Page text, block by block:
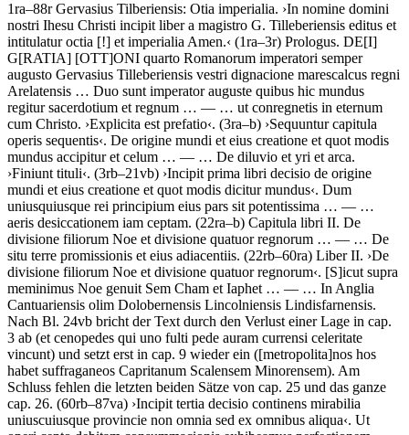
1ra–88rGervasius Tilberiensis: Otia imperialia. ›In nomine domini
nostri Ihesu Christi incipit liber a magistro G. Tilleberiensis editus et
intitulatur octia [!] et imperialia Amen.‹ (1ra–3r) Prologus. DE[I]
G[RATIA] [OTT]ONI quarto Romanorum imperatori semper
augusto Gervasius Tilleberiensis vestri dignacione marescalcus regni
Arelatensis … Duo sunt imperator auguste quibus hic mundus
regitur sacerdotium et regnum … — … ut conregnetis in eternum
cum Christo. ›Explicita est prefatio‹. (3ra–b) ›Sequuntur capitula
operis sequentis‹. De origine mundi et eius creatione et quot modis
mundus accipitur et celum … — … De diluvio et yri et arca.
›Finiunt tituli‹. (3rb–21vb) ›Incipit prima libri decisio de origine
mundi et eius creatione et quot modis dicitur mundus‹. Dum
uniusquiusque rei principium eius pars sit potentissima … — …
aeris desiccationem iam ceptam. (22ra–b) Capitula libri II. De
divisione filiorum Noe et divisione quatuor regnorum … — … De
situ terre promissionis et eius adiacentiis. (22rb–60ra) Liber II. ›De
divisione filiorum Noe et divisione quatuor regnorum‹. [S]icut supra
meminimus Noe genuit Sem Cham et Iaphet … — … In Anglia
Cantuariensis olim Dolobernensis Lincolniensis Lindisfarnensis.
Nach Bl. 24vb bricht der Text durch den Verlust einer Lage in cap.
3 ab (et cenopedes qui uno fulti pede auram currensi celeritate
vincunt) und setzt erst in cap. 9 wieder ein ([metropolita]nos hos
habet suffraganeos Capritanum Scalensem Minorensem). Am
Schluss fehlen die letzten beiden Sätze von cap. 25 und das ganze
cap. 26. (60rb–87va) ›Incipit tertia decisio continens mirabilia
uniuscuiusque provincie non omnia sed ex omnibus aliqua‹. Ut